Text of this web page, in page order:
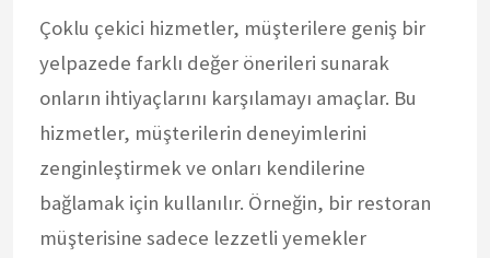
Çoklu çekici hizmetler, müşterilere geniş bir
yelpazede farklı değer önerileri sunarak
onların ihtiyaçlarını karşılamayı amaçlar. Bu
hizmetler, müşterilerin deneyimlerini
zenginleştirmek ve onları kendilerine
bağlamak için kullanılır. Örneğin, bir restoran
müşterisine sadece lezzetli yemekler